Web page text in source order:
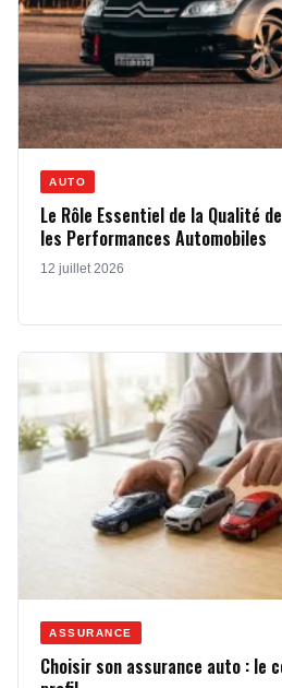
AUTO
Le Rôle Essentiel de la Qualité
les Performances Automobiles
12 juillet 2026
ASSURANCE
Choisir son assurance auto : le